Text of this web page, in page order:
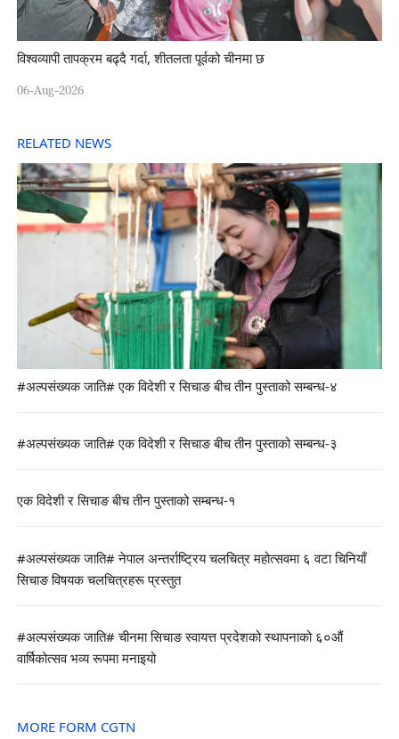
विश्वव्यापी तापक्रम बढ्दै गर्दा, शीतलता पूर्वको चीनमा छ
06-Aug-2026
RELATED NEWS
#अल्पसंख्यक जाति# एक विदेशी र सिचाङ बीच तीन पुस्ताको सम्बन्ध-४
#अल्पसंख्यक जाति# एक विदेशी र सिचाङ बीच तीन पुस्ताको सम्बन्ध-३
एक विदेशी र सिचाङ बीच तीन पुस्ताको सम्बन्ध-१
#अल्पसंख्यक जाति# नेपाल अन्तर्राष्ट्रिय चलचित्र महोत्सवमा ६ वटा चिनियाँ
सिचाङ विषयक चलचित्रहरू प्रस्तुत
#अल्पसंख्यक जाति# चीनमा सिचाङ स्वायत्त प्रदेशको स्थापनाको ६०औं
वार्षिकोत्सव भव्य रूपमा मनाइयो
MORE FORM CGTN